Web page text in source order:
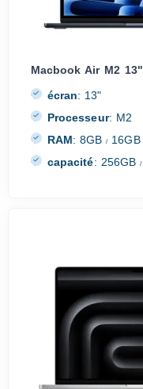
Macbook Air M2 13"
écran: 13"
Processeur: M2
RAM: 8GB/ 16GB
capacité: 256GB/